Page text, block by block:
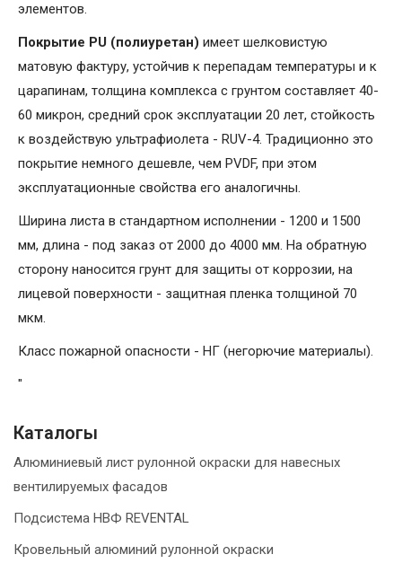
элементов.
Покрытие PU (полиуретан) имеет шелковистую
матовую фактуру, устойчив к перепадам температуры и к
царапинам, толщина комплекса с грунтом составляет 40-
60 микрон, средний срок эксплуатации 20 лет, стойкость
к воздействую ультрафиолета - RUV-4. Традиционно это
покрытие немного дешевле, чем PVDF, при этом
эксплуатационные свойства его аналогичны.
Ширина листа в стандартном исполнении - 1200 и 1500
мм, длина - под заказ от 2000 до 4000 мм. На обратную
сторону наносится грунт для защиты от коррозии, на
лицевой поверхности - защитная пленка толщиной 70
мкм.
Класс пожарной опасности - НГ (негорючие материалы).
"
Каталогы
Алюминиевый лист рулонной окраски для навесных
вентилируемых фасадов
Подсистема НВФ REVENTAL
Кровельный алюминий рулонной окраски